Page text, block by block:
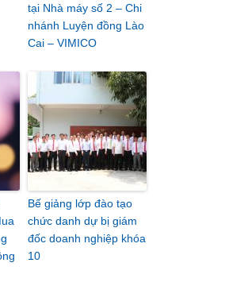
tại Nhà máy số 2 – Chi
nhánh Luyện đồng Lào
Cai – VIMICO
Bế giảng lớp đào tạo
chức danh dự bị giám
đốc doanh nghiệp khóa
10